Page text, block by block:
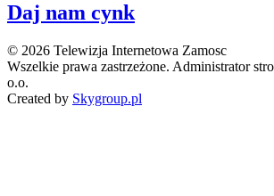
Daj nam cynk
© 2026 Telewizja Internetowa Zamosc
Wszelkie prawa zastrzeżone. Administrator
o.o.
Created by Skygroup.pl